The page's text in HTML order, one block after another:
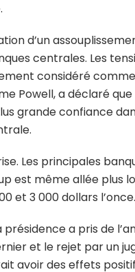
d’un
centrales. Les
considéré
Powell, a déclaré
grande confiance
Les principales
est même allée plus
et 3 000 dollars l’once.
a pris de
et le rejet par un
avoir des effets